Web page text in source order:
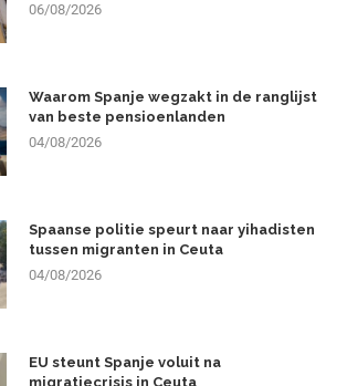
06/08/2026
Waarom Spanje wegzakt in de ranglijst
van beste pensioenlanden
04/08/2026
Spaanse politie speurt naar yihadisten
tussen migranten in Ceuta
04/08/2026
EU steunt Spanje voluit na
migratiecrisis in Ceuta